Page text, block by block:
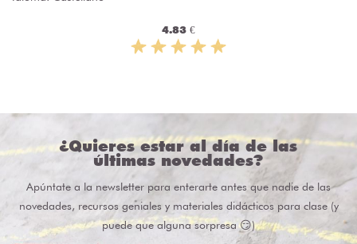
4.83 €
¿Quieres estar al día de las
últimas novedades?
Apúntate a la newsletter para enterarte antes que nadie de las
novedades, recursos geniales y materiales didácticos para clase (y
puede que alguna sorpresa 😏)